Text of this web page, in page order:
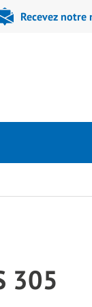
Recevez
305